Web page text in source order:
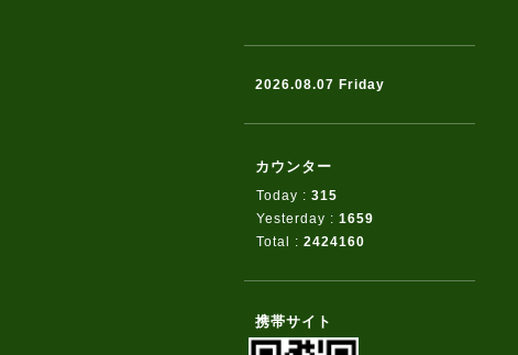
2026.08.07 Friday
カウンター
Today : 315
Yesterday : 1659
Total : 2424160
携帯サイト